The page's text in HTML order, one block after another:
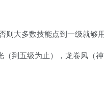
大多数技能点到一级就够
到五级为止），龙卷风（神